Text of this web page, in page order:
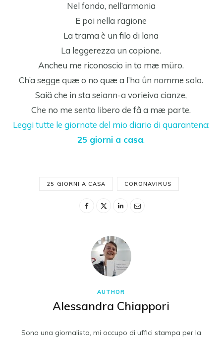
Nel fondo, nell’armonia
E poi nella ragione
La trama è un filo di lana
La leggerezza un copione.
Ancheu me riconoscio in to mæ müro.
Ch’a segge quæ o no quæ a l’ha ûn nomme solo.
Saiä che in sta seiann-a vorieiva cianze,
Che no me sento libero de fâ a mæ parte.
Leggi tutte le giornate del mio diario di quarantena:
25 giorni a casa.
25 GIORNI A CASA CORONAVIRUS
AUTHOR
Alessandra Chiappori
Sono una giornalista, mi occupo di uffici stampa per la